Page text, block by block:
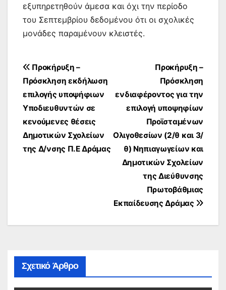
εξυπηρετηθούν άμεσα και όχι την περίοδο
του Σεπτεμβρίου δεδομένου ότι οι σχολικές
μονάδες παραμένουν κλειστές.
Πλοήγηση
άρθρων
Προκήρυξη –
Πρόσκληση
ενδιαφέροντος για την
επιλογή υποψηφίων
Προϊσταμένων
Ολιγοθεσίων (2/θ και 3/
θ) Νηπιαγωγείων και
Δημοτικών Σχολείων
της Διεύθυνσης
Πρωτοβάθμιας
Εκπαίδευσης Δράμας
Προκήρυξη –
Πρόσκληση εκδήλωση
επιλογής υποψήφιων
Υποδιευθυντών σε
κενούμενες θέσεις
Δημοτικών Σχολείων
της Δ/νσης Π.Ε Δράμας
Σχετικό Άρθρο